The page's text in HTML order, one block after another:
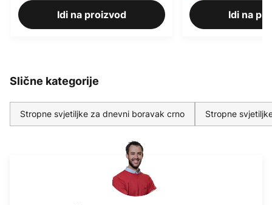
Idi na proizvod Idi na
Slične kategorije
Stropne svjetiljke za dnevni boravak crno Stropne